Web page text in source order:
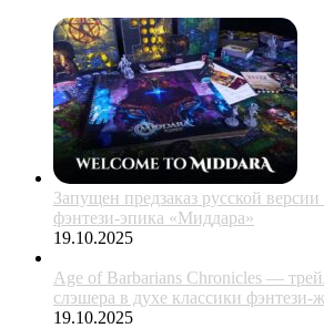
Запущен предзаказ русской версии
фэнтези-эпика «Миддара»
19.10.2025
Age of Barbarians Chronicles —
слэшера в духе классики фэнтези-
19.10.2025